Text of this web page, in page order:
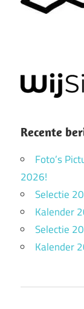
Recente
Foto’s
2026!
Selectie
Kalender
Selectie
Kalender